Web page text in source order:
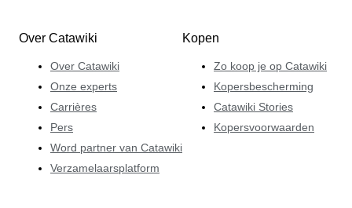
Over Catawiki
Over Catawiki
Onze experts
Carrières
Pers
Word partner van Catawiki
Verzamelaarsplatform
Kopen
Zo koop je op Catawiki
Kopersbescherming
Catawiki Stories
Kopersvoorwaarden